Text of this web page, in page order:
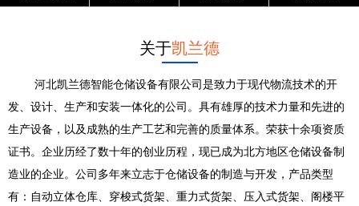
关于凯兰德
河北凯兰德智能仓储设备有限公司是致力于现代物流技术的开
发、设计、生产和安装一体化的公司。具有雄厚的技术力量和先进的
生产设备，以及成熟的生产工艺和完善的质量体系。荣获十余项资质
证书。企业历经了数十年的创业历程，现已成为北方地区仓储设备制
造业的企业。公司多年来立志于仓储设备的制造与开发，产品类型
有：自动立体仓库、穿梭式货架、重力式货架、压入式货架、阁楼平